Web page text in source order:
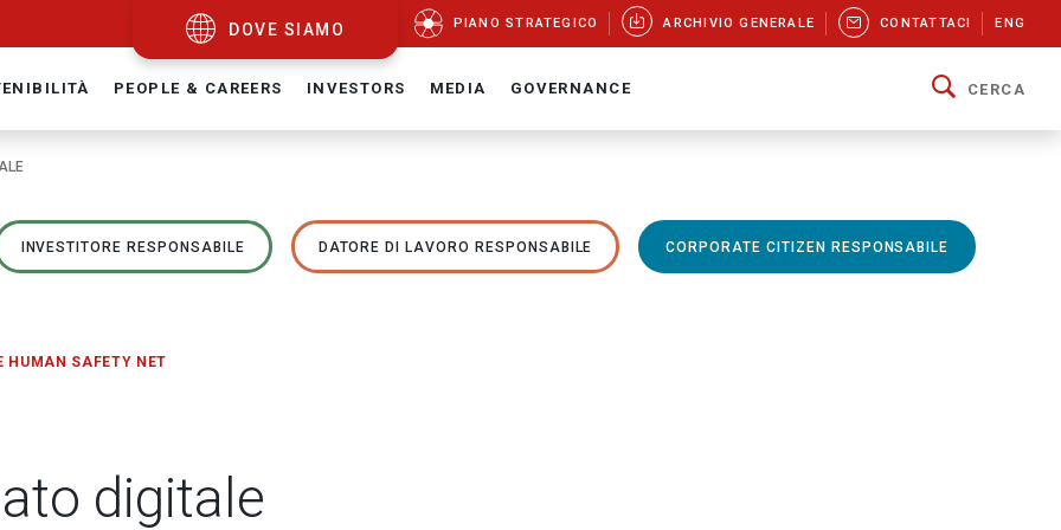
DOVE SIAMO PIANO STRATEGICO ARCHIVIO GENERALE CONTATTACI ENG
PEOPLE & CAREERS INVESTORS MEDIA GOVERNANCE CERCA
INVESTITORE RESPONSABILE DATORE DI LAVORO RESPONSABILE CORPORATE CITIZEN RESPONSABILE
HUMAN SAFETY NET
digitale